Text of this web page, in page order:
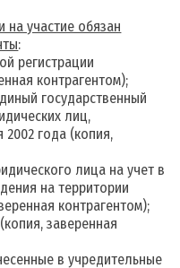
на участие обязан
:
регистрации
контрагентом);
государственный
лиц,
года (копия,
лица на учет в
на территории
контрагентом);
заверенная
в учредительные